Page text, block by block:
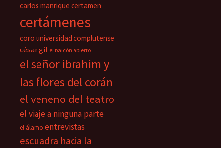
carlos manrique certamen
certámenes
coro universidad complutense
césar gil el balcón abierto
el señor ibrahim y
las flores del corán
el veneno del teatro
el viaje a ninguna parte
el álamo entrevistas
escuadra hacia la